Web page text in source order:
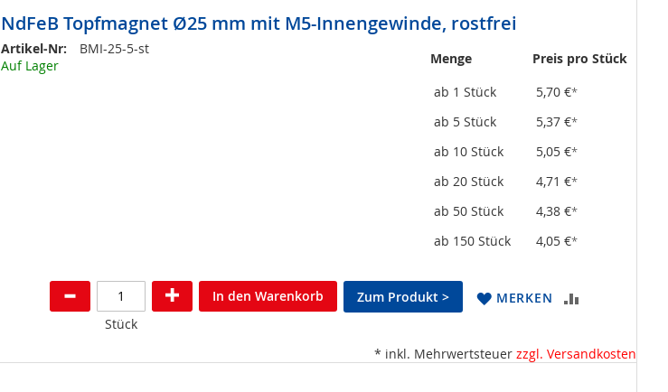
NdFeB Topfmagnet Ø25 mm mit M5-Innengewinde, rostfrei
Artikel-Nr:
BMI-25-5-st
Auf Lager
Menge
Preis pro Stück
ab 1 Stück
5,70 €*
ab 5 Stück 5,37 €*
ab 10 Stück 5,05 €*
ab 20 Stück 4,71 €*
ab 50 Stück 4,38 €*
ab 150 Stück 4,05 €*
Stück
In den Warenkorb Zum Produkt > MERKEN
HINZUFÜGEN
* inkl. Mehrwertsteuer zzgl. Versandkosten